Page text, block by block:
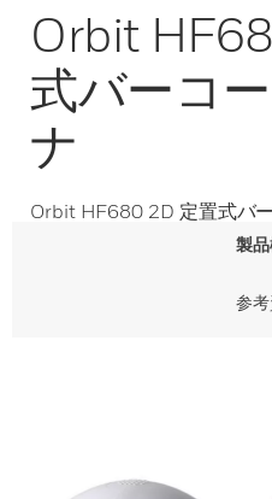
Orbit
式バーコ
ナ
Orbit HF680 2D 定置式バ
製
参